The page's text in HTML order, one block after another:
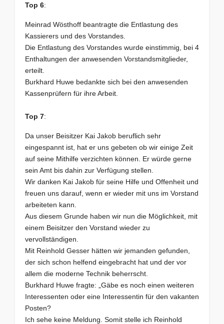
Top 6:
Meinrad Wösthoff beantragte die Entlastung des
Kassierers und des Vorstandes.
Die Entlastung des Vorstandes wurde einstimmig, bei 4
Enthaltungen der anwesenden Vorstandsmitglieder,
erteilt.
Burkhard Huwe bedankte sich bei den anwesenden
Kassenprüfern für ihre Arbeit.
Top 7:
Da unser Beisitzer Kai Jakob beruflich sehr
eingespannt ist, hat er uns gebeten ob wir einige Zeit
auf seine Mithilfe verzichten können. Er würde gerne
sein Amt bis dahin zur Verfügung stellen.
Wir danken Kai Jakob für seine Hilfe und Offenheit und
freuen uns darauf, wenn er wieder mit uns im Vorstand
arbeiteten kann.
Aus diesem Grunde haben wir nun die Möglichkeit, mit
einem Beisitzer den Vorstand wieder zu
vervollständigen.
Mit Reinhold Gesser hätten wir jemanden gefunden,
der sich schon helfend eingebracht hat und der vor
allem die moderne Technik beherrscht.
Burkhard Huwe fragte: „Gäbe es noch einen weiteren
Interessenten oder eine Interessentin für den vakanten
Posten?
Ich sehe keine Meldung. Somit stelle ich Reinhold